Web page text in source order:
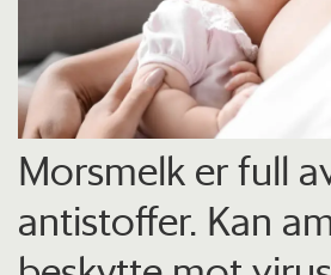
Morsmelk er full
antistoffer. Kan